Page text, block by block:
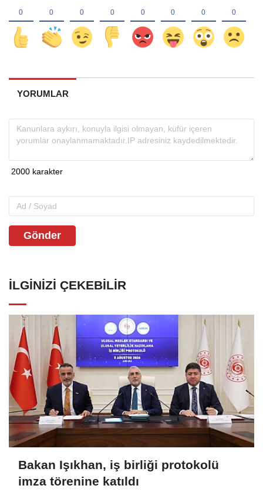
YORUMLAR
Gönder
İLGINIZI ÇEKEBILIR
Bakan Işıkhan, iş birliği protokolü
imza törenine katıldı